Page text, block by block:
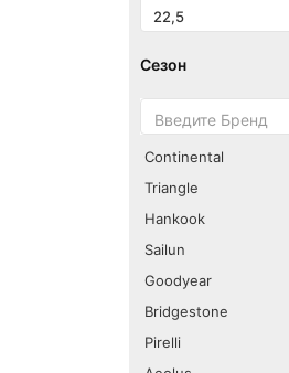
22,5
Сезон
Continental
Triangle
Hankook
Sailun
Goodyear
Bridgestone
Pirelli